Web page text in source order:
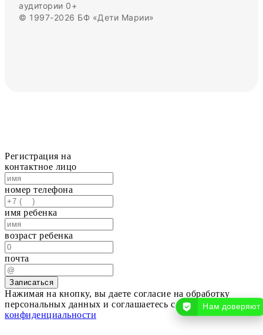
аудитории 0+
© 1997-2026 БФ «Дети Марии»
Регистрация на
контактное лицо
номер телефона
имя ребенка
возраст ребенка
почта
Записаться
Нажимая на кнопку, вы даете согласие на обработку
персональных данных и соглашаетесь cполитикой
конфиденциальности
Нам доверяют